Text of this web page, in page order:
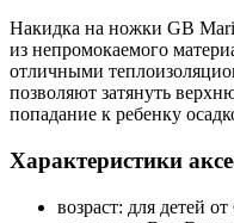
Накидка на ножки GB
из непромокаемого
отличными
позволяют затянуть
попадание к ребенку
Характеристики
возраст: для детей